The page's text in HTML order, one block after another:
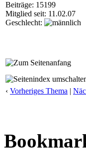
Beiträge: 15199
Mitglied seit: 11.02.07
Geschlecht:
‹ Vorheriges Thema |